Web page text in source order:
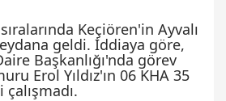
Keçiören'in Ayvalı
geldi. İddiaya göre,
Başkanlığı'nda görev
Erol Yıldız'ın 06 KHA 35